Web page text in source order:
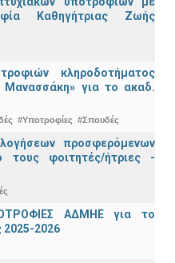
Καθηγήτριας Ζωής
κληροδοτήματος
Μανασσάκη» για το ακαδ.
#Υποτροφίες #Σπουδές
προσφερόμενων
τους φοιτητές/ήτριες -
ΑΔΜΗΕ για το
2025-2026